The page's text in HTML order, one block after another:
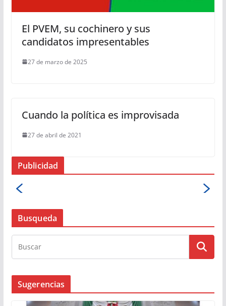
El PVEM, su cochinero y sus
candidatos impresentables
27 de marzo de 2025
Cuando la política es improvisada
27 de abril de 2021
Publicidad
Busqueda